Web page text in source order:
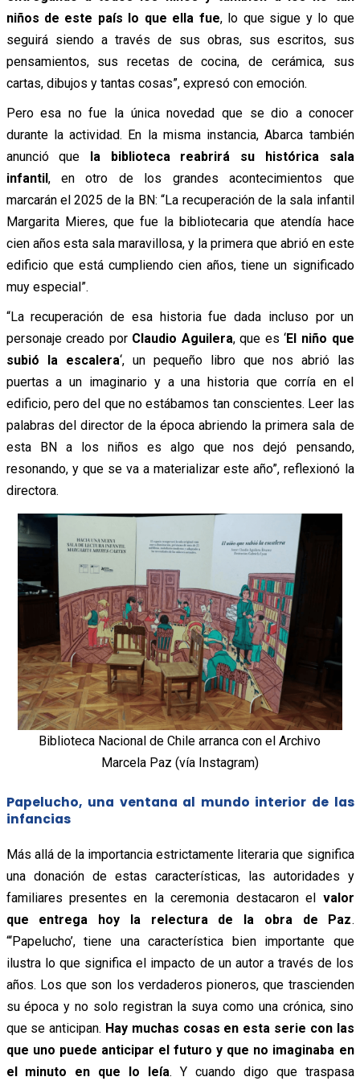
niños de este país lo que ella fue, lo que sigue y lo que
seguirá siendo a través de sus obras, sus escritos, sus
pensamientos, sus recetas de cocina, de cerámica, sus
cartas, dibujos y tantas cosas”, expresó con emoción.
Pero esa no fue la única novedad que se dio a conocer
durante la actividad. En la misma instancia, Abarca también
anunció que
la biblioteca reabrirá su histórica sala
infantil , en otro de los grandes acontecimientos que
marcarán el 2025 de la BN: “La recuperación de la sala infantil
Margarita Mieres, que fue la bibliotecaria que atendía hace
cien años esta sala maravillosa, y la primera que abrió en este
edificio que está cumpliendo cien años, tiene un significado
muy especial”.
“La recuperación de esa historia fue dada incluso por un
personaje creado por Claudio Aguilera, que es ‘El niño que
subió la escalera‘, un pequeño libro que nos abrió las
puertas a un imaginario y a una historia que corría en el
edificio, pero del que no estábamos tan conscientes. Leer las
palabras del director de la época abriendo la primera sala de
esta BN a los niños es algo que nos dejó pensando,
resonando, y que se va a materializar este año”, reflexionó la
directora.
Biblioteca Nacional de Chile arranca con el Archivo
Marcela Paz (vía Instagram)
Papelucho, una ventana al mundo interior de las
infancias
Más allá de la importancia estrictamente literaria que significa
una donación de estas características, las autoridades y
familiares presentes en la ceremonia destacaron el
valor
que entrega hoy la relectura de la obra de Paz.
“‘Papelucho’, tiene una característica bien importante que
ilustra lo que significa el impacto de un autor a través de los
años. Los que son los verdaderos pioneros, que trascienden
su época y no solo registran la suya como una crónica, sino
que se anticipan. Hay muchas cosas en esta serie con las
que uno puede anticipar el futuro y que no imaginaba en
el minuto en que lo leía. Y cuando digo que traspasa